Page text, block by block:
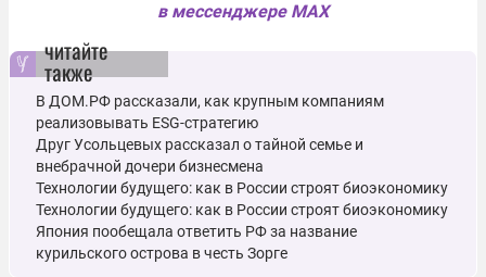
в мессенджере MAX
читайте
также
В ДОМ.РФ рассказали, как крупным компаниям
реализовывать ESG-стратегию
Друг Усольцевых рассказал о тайной семье и
внебрачной дочери бизнесмена
Технологии будущего: как в России строят биоэкономику
Технологии будущего: как в России строят биоэкономику
Япония пообещала ответить РФ за название
курильского острова в честь Зорге